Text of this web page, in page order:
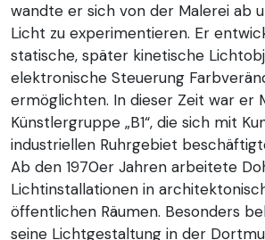
wandte er sich von der Malerei ab
Licht zu experimentieren. Er
statische, später kinetische
elektronische Steuerung
ermöglichten. In dieser Zeit war er
Künstlergruppe „B1“, die sich mit
industriellen Ruhrgebiet
Ab den 1970er Jahren arbeitete
Lichtinstallationen in
öffentlichen Räumen. Besonders
seine Lichtgestaltung in der